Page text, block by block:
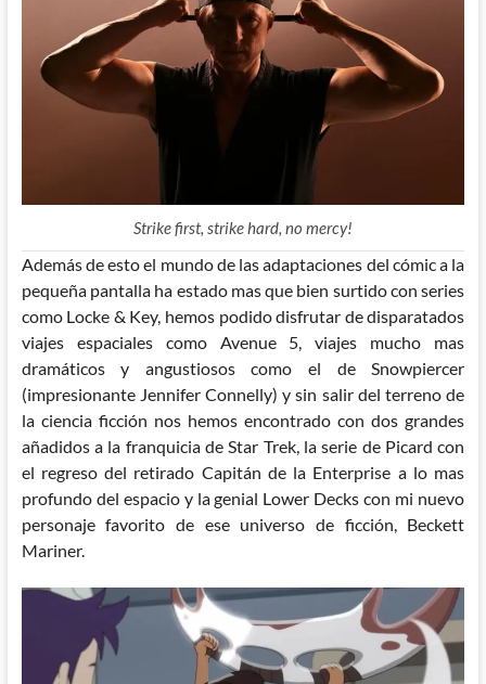
Strike first, strike hard, no mercy!
Ademásde esto el mundo de las adaptaciones del cómic a la
pequeña pantalla ha estado mas que bien surtido con series
como Locke & Key, hemos podido disfrutar de disparatados
viajes espaciales como Avenue 5, viajes mucho mas
dramáticos y angustiosos como el de Snowpiercer
(impresionante Jennifer Connelly) y sin salir del terreno de
la ciencia ficción nos hemos encontrado con dos grandes
añadidos a la franquicia de Star Trek, la serie de Picard con
el regreso del retirado Capitán de la Enterprise a lo mas
profundo del espacio y la genial Lower Decks con mi nuevo
personaje favorito de ese universo de ficción, Beckett
Mariner.